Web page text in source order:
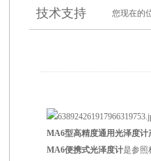
技术支持 您现在的
MA6型高精度通用光泽度计
MA6便携式光泽度计是参照